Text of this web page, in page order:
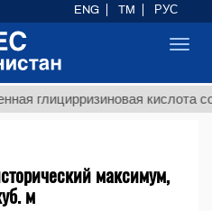
кислота
максимум,
м
ENG TM РУС